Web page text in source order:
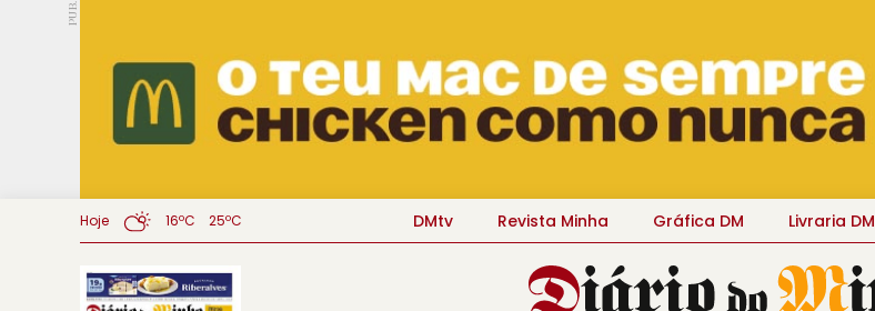
PUB.
Hoje 16ºC 25ºC DMtv Revista Minha Gráfica DM Livraria DM